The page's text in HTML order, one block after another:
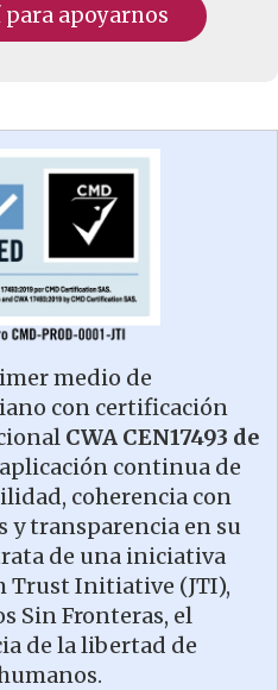
para apoyarnos
medio de
con certificación
CWA CEN17493 de
continua de
coherencia con
y transparencia en su
de una iniciativa
Trust Initiative (JTI),
Sin Fronteras, el
de la libertad de